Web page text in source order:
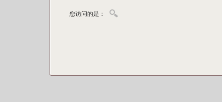
您访问的是：